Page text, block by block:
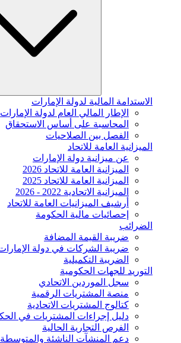
الاستدامة المالية لدولة الإمارات
الإطار المالي العام لدولة الإمارات
المحاسبة على أساس الاستحقاق
الفصل بين الصلاحيات
الميزانية العامة للاتحاد
عن ميزانية دولة الإمارات
الميزانية العامة للاتحاد 2026
الميزانية العامة للاتحاد 2025
الميزانية الاتحادية 2022 - 2026
أرشيف الميزانيات العامة للاتحاد
إحصائيات مالية الحكومة
الضرائب
ضريبة القيمة المضافة
ضريبة الشركات في دولة
الضريبة التكميلية
التوريد للجهات الحكومية
سجل الموردين الاتحادي
منصة المشتريات الرقمية
كتالوج المشتريات الاتحادية
دليل إجراءات المشتريات في
الفرص التجارية الحالية
دعم المنشآت الناشئة والمتوسطة SMEs